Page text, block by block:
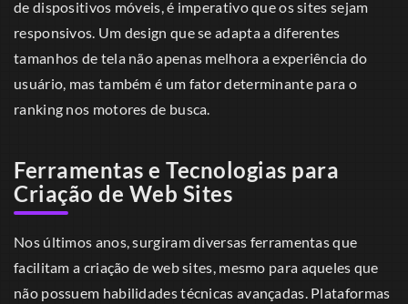
de dispositivos móveis, é imperativo que os sites sejam
responsivos. Um design que se adapta a diferentes
tamanhos de tela não apenas melhora a experiência do
usuário, mas também é um fator determinante para o
ranking nos motores de busca.
Ferramentas e Tecnologias para
Criação de Web Sites
Nos últimos anos, surgiram diversas ferramentas que
facilitam a criação de web sites, mesmo para aqueles que
não possuem habilidades técnicas avançadas. Plataformas